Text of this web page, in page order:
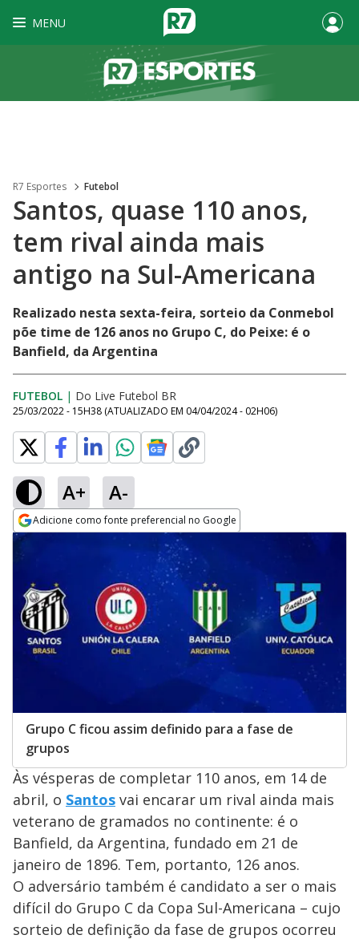
MENU
R7 Esportes Futebol
Santos, quase 110 anos,
tem rival ainda mais
antigo na Sul-Americana
Realizado nesta sexta-feira, sorteio da Conmebol
põe time de 126 anos no Grupo C, do Peixe: é o
Banfield, da Argentina
FUTEBOL | Do Live Futebol BR
25/03/2022 - 15H38 (ATUALIZADO EM 04/04/2024 - 02H06)
A+ A-
Adicione como fonte preferencial no Google
Opens in new window
Grupo C ficou assim definido para a fase de
grupos
Às vésperas de completar 110 anos, em 14 de
abril, o Santos vai encarar um rival ainda mais
veterano de gramados no continente: é o
Banfield, da Argentina, fundado em 21 de
janeiro de 1896. Tem, portanto, 126 anos.
O adversário também é candidato a ser o mais
difícil do Grupo C da Copa Sul-Americana – cujo
sorteio de definição da fase de grupos ocorreu